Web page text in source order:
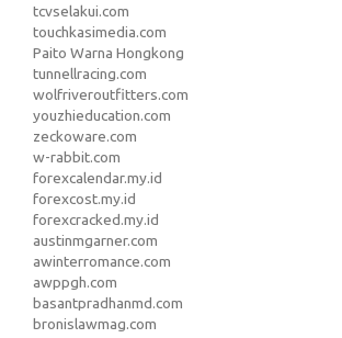
tcvselakui.com
touchkasimedia.com
Paito Warna Hongkong
tunnellracing.com
wolfriveroutfitters.com
youzhieducation.com
zeckoware.com
w-rabbit.com
forexcalendar.my.id
forexcost.my.id
forexcracked.my.id
austinmgarner.com
awinterromance.com
awppgh.com
basantpradhanmd.com
bronislawmag.com